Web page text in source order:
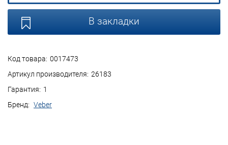
Код товара: 0017473
Артикул производителя: 26183
Гарантия: 1
Бренд: Veber
В закладки